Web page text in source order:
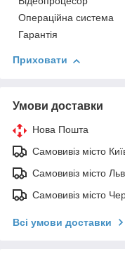
Операційна система
Гарантія
Приховати
Умови доставки
Нова Пошта
Самовивіз місто
Самовивіз місто
Самовивіз місто
Всі умови доставки